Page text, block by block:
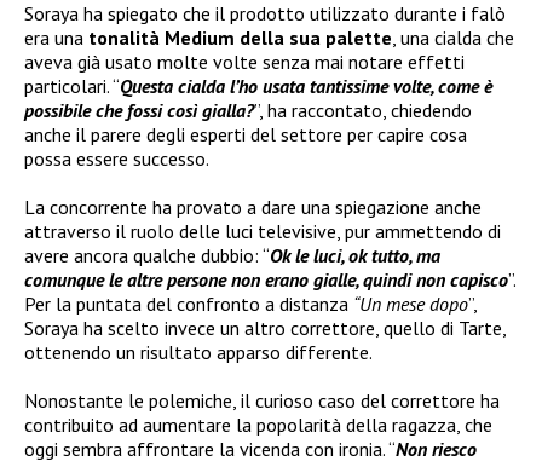
Soraya ha spiegato che il prodotto utilizzato durante i falò
era una tonalità Medium della sua palette, una cialda che
aveva già usato molte volte senza mai notare effetti
particolari. “Questa cialda l’ho usata tantissime volte, come è
possibile che fossi così gialla?”, ha raccontato, chiedendo
anche il parere degli esperti del settore per capire cosa
possa essere successo.
La concorrente ha provato a dare una spiegazione anche
attraverso il ruolo delle luci televisive, pur ammettendo di
avere ancora qualche dubbio: “Ok le luci, ok tutto, ma
comunque le altre persone non erano gialle, quindi non capisco”.
Per la puntata del confronto a distanza “Un mese dopo”,
Soraya ha scelto invece un altro correttore, quello di Tarte,
ottenendo un risultato apparso differente.
Nonostante le polemiche, il curioso caso del correttore ha
contribuito ad aumentare la popolarità della ragazza, che
oggi sembra affrontare la vicenda con ironia. “Non riesco